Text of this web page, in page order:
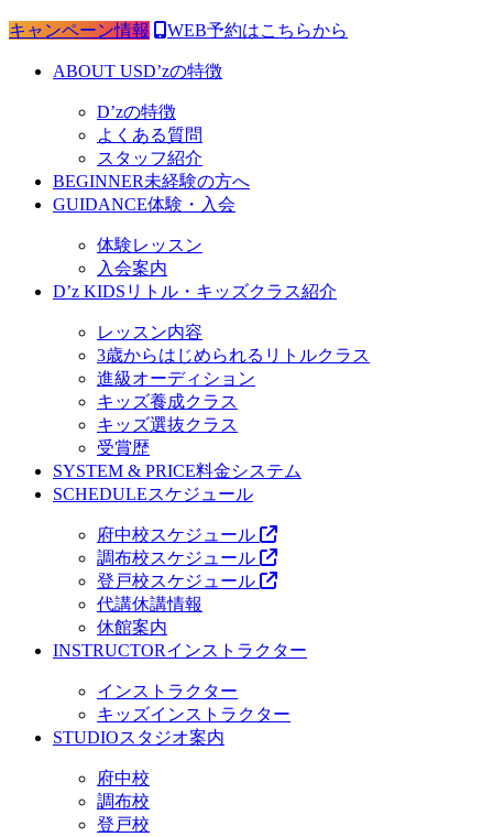
キャンペーン情報 WEB予約はこちらから
ABOUT USD’zの特徴
D’zの特徴
よくある質問
スタッフ紹介
BEGINNER未経験の方へ
GUIDANCE体験・入会
体験レッスン
入会案内
D’z KIDS リトル・キッズクラス紹介
レッスン内容
3歳からはじめられるリトルクラス
進級オーディション
キッズ養成クラス
キッズ選抜クラス
受賞歴
SYSTEM & PRICE料金システム
SCHEDULEスケジュール
府中校スケジュール
調布校スケジュール
登戸校スケジュール
代講休講情報
休館案内
INSTRUCTORインストラクター
インストラクター
キッズインストラクター
STUDIOスタジオ案内
府中校
調布校
登戸校